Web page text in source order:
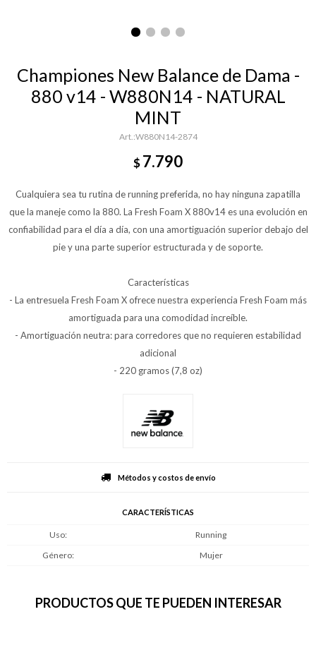
Championes New Balance de Dama -
880 v14 - W880N14 - NATURAL
MINT
W880N14-2874
$7.790
Cualquiera sea tu rutina de running preferida, no hay ninguna zapatilla
que la maneje como la 880. La Fresh Foam X 880v14 es una evolución en
confiabilidad para el día a día, con una amortiguación superior debajo del
pie y una parte superior estructurada y de soporte.
Características
- La entresuela Fresh Foam X ofrece nuestra experiencia Fresh Foam más
amortiguada para una comodidad increíble.
- Amortiguación neutra: para corredores que no requieren estabilidad
adicional
- 220 gramos (7,8 oz)
Métodos y costos de envío
CARACTERÍSTICAS
Uso
Running
Género
Mujer
PRODUCTOS QUE TE PUEDEN INTERESAR